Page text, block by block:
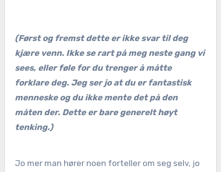
(Først og fremst dette er ikke svar til deg
kjære venn. Ikke se rart på meg neste gang vi
sees, eller føle for du trenger å måtte
forklare deg. Jeg ser jo at du er fantastisk
menneske og du ikke mente det på den
måten der. Dette er bare generelt høyt
tenking.)
Jo mer man hører noen forteller om seg selv, jo